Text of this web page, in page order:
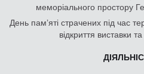
меморіального простору
День памʼяті страчених під час
відкриття виставки